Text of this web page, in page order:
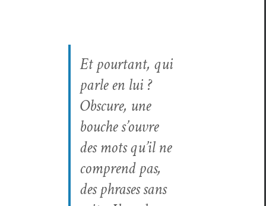
Et pour­tant, qui
par­le en lui ?
Obscure, une
bouche s’ouvre
des mots qu’il ne
com­prend pas,
des phras­es sans